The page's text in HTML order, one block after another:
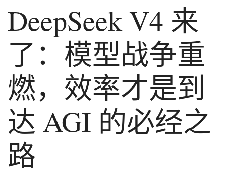
DeepSeek V4 来
了：模型战争重
燃，效率才是到
达 AGI 的必经之
路